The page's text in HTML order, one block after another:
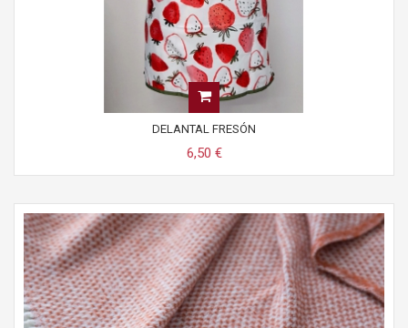
DELANTAL FRESÓN
6,50 €